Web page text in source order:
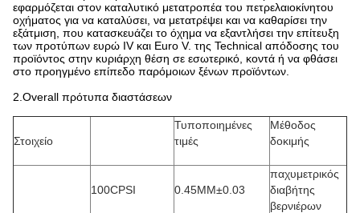
εφαρμόζεται στον καταλυτικό μετατροπέα του πετρελαιοκίνητου
οχήματος για να καταλύσει, να μετατρέψει και να καθαρίσει την
εξάτμιση, που κατασκευάζει το όχημα να εξαντλήσει την επίτευξη
των προτύπων ευρώ IV και Euro V. της Technical απόδοσης του
προϊόντος στην κυριάρχη θέση σε εσωτερικό, κοντά ή να φθάσει
στο προηγμένο επίπεδο παρόμοιων ξένων προϊόντων.
2.Overall πρότυπα διαστάσεων
Στοιχείο
Τυποποιημένες
τιμές
Μέθοδος
δοκιμής
100CPSI 0.45MM±0.03
παχυμετρικός
διαβήτης
βερνιέρων